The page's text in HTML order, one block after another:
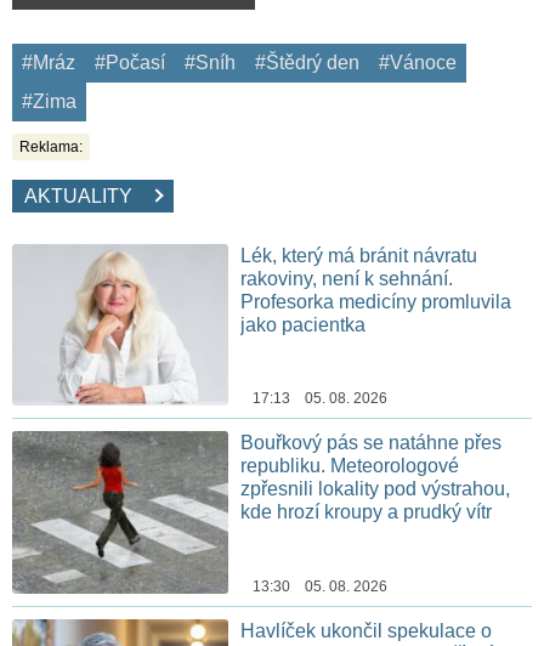
#Mráz #Počasí #Sníh #Štědrý den
#Vánoce
#Zima
Reklama:
AKTUALITY
Lék, který má bránit návratu
rakoviny, není k sehnání.
Profesorka medicíny promluvila
jako pacientka
17:13 05. 08. 2026
Bouřkový pás se natáhne přes
republiku. Meteorologové
zpřesnili lokality pod výstrahou,
kde hrozí kroupy a prudký vítr
13:30 05. 08. 2026
Havlíček ukončil spekulace o